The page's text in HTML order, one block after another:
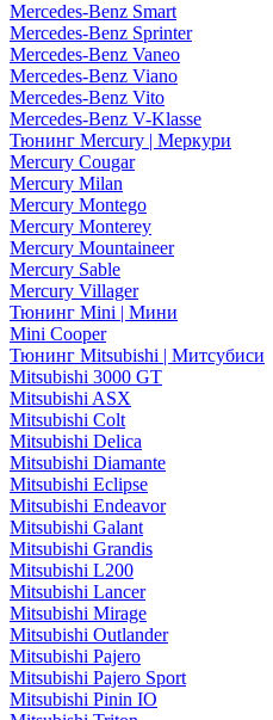
Mercedes-Benz Smart
Mercedes-Benz Sprinter
Mercedes-Benz Vaneo
Mercedes-Benz Viano
Mercedes-Benz Vito
Mercedes-Benz V-Klasse
Тюнинг Mercury | Меркури
Mercury Cougar
Mercury Milan
Mercury Montego
Mercury Monterey
Mercury Mountaineer
Mercury Sable
Mercury Villager
Тюнинг Mini | Мини
Mini Cooper
Тюнинг Mitsubishi | Митсубиси
Mitsubishi 3000 GT
Mitsubishi ASX
Mitsubishi Colt
Mitsubishi Delica
Mitsubishi Diamante
Mitsubishi Eclipse
Mitsubishi Endeavor
Mitsubishi Galant
Mitsubishi Grandis
Mitsubishi L200
Mitsubishi Lancer
Mitsubishi Mirage
Mitsubishi Outlander
Mitsubishi Pajero
Mitsubishi Pajero Sport
Mitsubishi Pinin IO